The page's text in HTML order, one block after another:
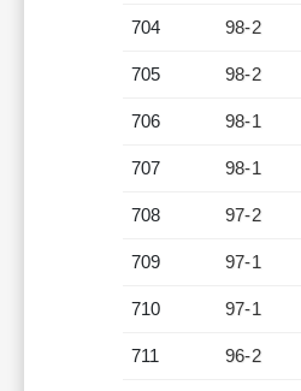
704 98-2
705 98-2
706 98-1
707 98-1
708 97-2
709 97-1
710 97-1
711 96-2